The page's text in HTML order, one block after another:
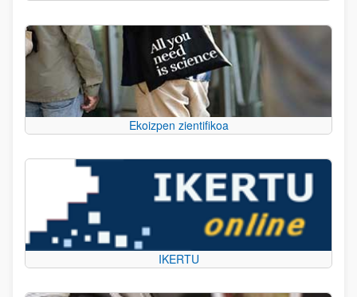
Ekoizpen zientifikoa
IKERTU